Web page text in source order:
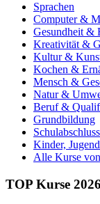
Sprachen
Computer &
Gesundheit &
Kreativität &
Kultur &
Kochen &
Mensch &
Natur &
Beruf &
Grundbildung
Kinder,
Alle Kurse
TOP Kurse 2026